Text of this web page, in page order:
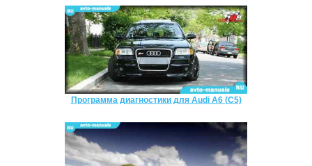
Программа диагностики для Audi A6 (C5)